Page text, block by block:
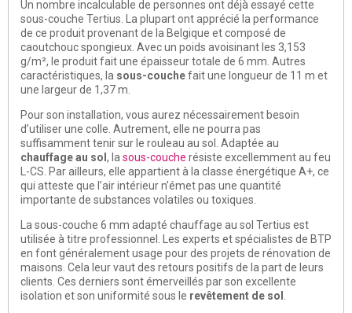
Un nombre incalculable de personnes ont déjà essayé cette
sous-couche Tertius. La plupart ont apprécié la performance
de ce produit provenant de la Belgique et composé de
caoutchouc spongieux. Avec un poids avoisinant les 3,153
g/m², le produit fait une épaisseur totale de 6 mm. Autres
caractéristiques, la sous-couchefait une longueur de 11 m et
une largeur de 1,37 m.
Pour son installation, vous aurez nécessairement besoin
d’utiliser une colle. Autrement, elle ne pourra pas
suffisamment tenir sur le rouleau au sol. Adaptée au
chauffage au sol , la sous-couche résiste excellemment au feu
L-CS. Par ailleurs, elle appartient à la classe énergétique A+, ce
qui atteste que l’air intérieur n’émet pas une quantité
importante de substances volatiles ou toxiques.
La sous-couche 6 mm adapté chauffage au sol Tertius est
utilisée à titre professionnel. Les experts et spécialistes de BTP
en font généralement usage pour des projets de rénovation de
maisons. Cela leur vaut des retours positifs de la part de leurs
clients. Ces derniers sont émerveillés par son excellente
isolation et son uniformité sous le revêtement de sol